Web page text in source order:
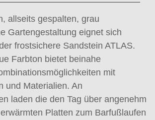
allseits gespalten, grau
Gartengestaltung eignet sich
frostsichere Sandstein ATLAS.
Farbton bietet beinahe
mit
und Materialien. An
laden die den Tag über angenehm
Platten zum Barfußlaufen